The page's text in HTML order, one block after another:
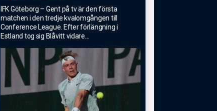
IFK Göteborg – Gent på tv är den första
matchen i den tredje kvalomgången till
Conference League. Efter förlängning i
Estland tog sig Blåvitt vidare